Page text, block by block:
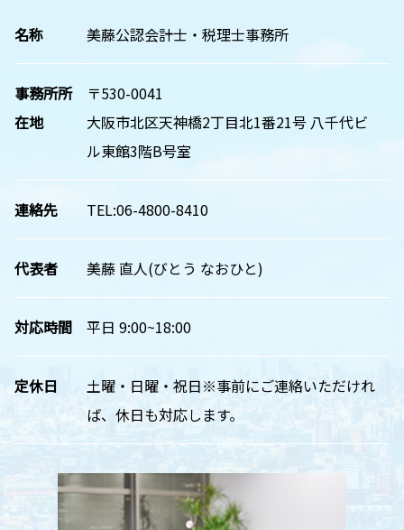
名称 美藤公認会計士・税理士事務所
事務所所
在地
〒530-0041
大阪市北区天神橋2丁目北1番21号 八千代ビ
ル東館3階B号室
連絡先 TEL:06-4800-8410
代表者 美藤 直人(びとう なおひと)
対応時間 平日 9:00~18:00
定休日
土曜・日曜・祝日※事前にご連絡いただけれ
ば、休日も対応します。